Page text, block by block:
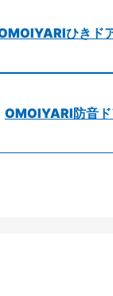
ひきド
OMOIYARI防音